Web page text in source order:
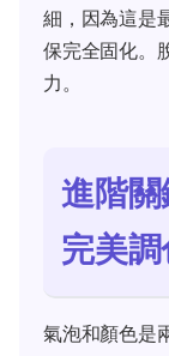
細，因為這是
保完全固化。
力。
進階
完美
氣泡和顏色是